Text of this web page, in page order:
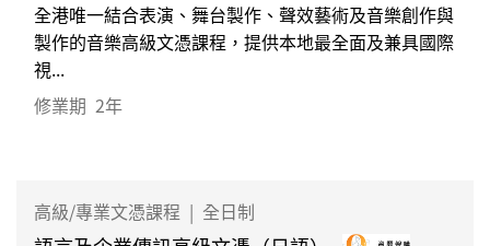
全港唯一結合表演、舞台製作、聲效藝術及音樂創作與
製作的音樂高級文憑課程，提供本地最全面及兼具國際
視...
修業期 2年
高級/專業文憑課程 | 全日制